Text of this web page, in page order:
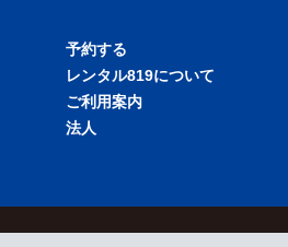
予約する
バイクを探す
店舗を探す
レンタル819について
料金表
ご利用案内
法人